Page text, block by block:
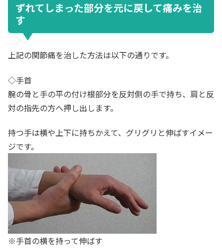
ずれてしまった部分を元に戻して痛みを治
す
上記の関節痛を治した方法は以下の通りです。
◇手首
腕の骨と手の平の付け根部分を反対側の手で持ち、肩と反
対の指先の方へ押し出します。
持つ手は横や上下に持ちかえて、グリグリと伸ばすイメー
ジです。
※手首の横を持って伸ばす